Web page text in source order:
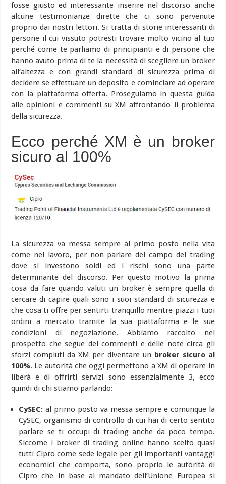
fosse giusto ed interessante inserire nel discorso anche
alcune testimonianze dirette che ci sono pervenute
proprio dai nostri lettori. Si tratta di storie interessanti di
persone il cui vissuto potresti trovare molto vicino al tuo
perché come te parliamo di principianti e di persone che
hanno avuto prima di te la necessità di scegliere un broker
all’altezza e con grandi standard di sicurezza prima di
decidere se effettuare un deposito e cominciare ad operare
con la piattaforma offerta. Proseguiamo in questa guida
alle opinioni e commenti su XM affrontando il problema
della sicurezza.
Ecco perché XM è un broker
sicuro al 100%
La sicurezza va messa sempre al primo posto nella vita
come nel lavoro, per non parlare del campo del trading
dove si investono soldi ed i rischi sono una parte
determinante del discorso. Per questo motivo la prima
cosa da fare quando valuti un broker è sempre quella di
cercare di capire quali sono i suoi standard di sicurezza e
che cosa ti offre per sentirti tranquillo mentre piazzi i tuoi
ordini a mercato tramite la sua piattaforma e le sue
condizioni di negoziazione. Abbiamo raccolto nel
prospetto che segue dei commenti e delle note circa gli
sforzi compiuti da XM per diventare un broker sicuro al
100%. Le autorità che oggi permettono a XM di operare in
liberà e di offrirti servizi sono essenzialmente 3, ecco
quindi di chi stiamo parlando:
CySEC: al primo posto va messa sempre e comunque la
CySEC, organismo di controllo di cui hai di certo sentito
parlare se ti occupi di trading anche da poco tempo.
Siccome i broker di trading online hanno scelto quasi
tutti Cipro come sede legale per gli importanti vantaggi
economici che comporta, sono proprio le autorità di
Cipro che in base al mandato dell’Unione Europea si